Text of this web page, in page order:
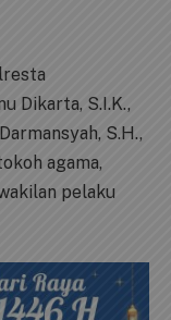
Dikarta, S.I.K.,
S.H.,
agama,
pelaku